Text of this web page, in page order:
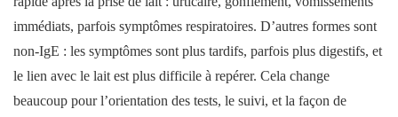
immédiats, parfois symptômes respiratoires. D’autres formes sont
non-IgE : les symptômes sont plus tardifs, parfois plus digestifs, et
le lien avec le lait est plus difficile à repérer. Cela change
beaucoup pour l’orientation des tests, le suivi, et la façon de